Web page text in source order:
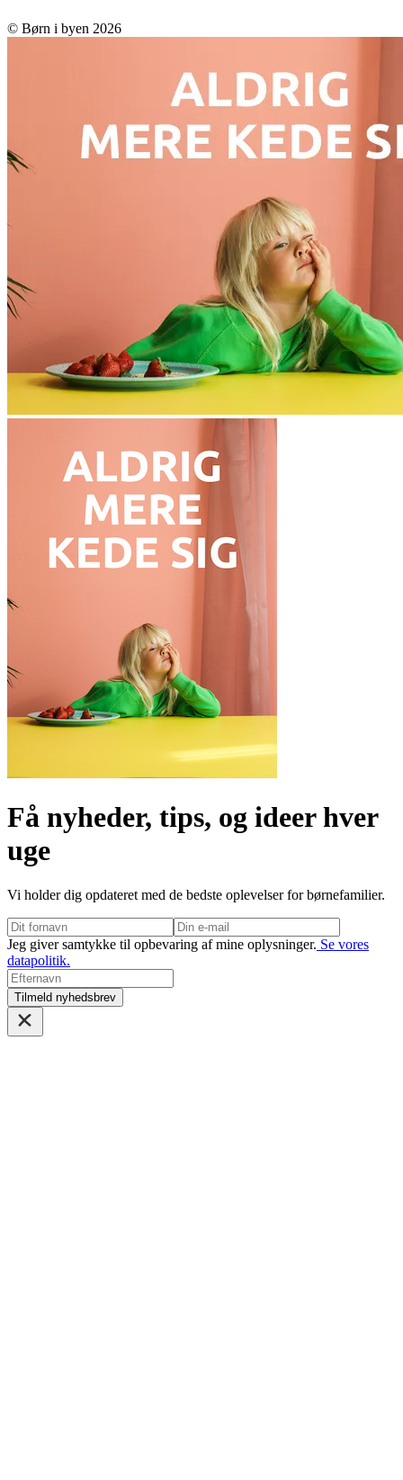
© Børn i byen 2026
Få nyheder, tips, og ideer hver
uge
Vi holder dig opdateret med de bedste oplevelser for børnefamilier.
Jeg giver samtykke til opbevaring af mine oplysninger. Se vores
datapolitik.
Tilmeld nyhedsbrev